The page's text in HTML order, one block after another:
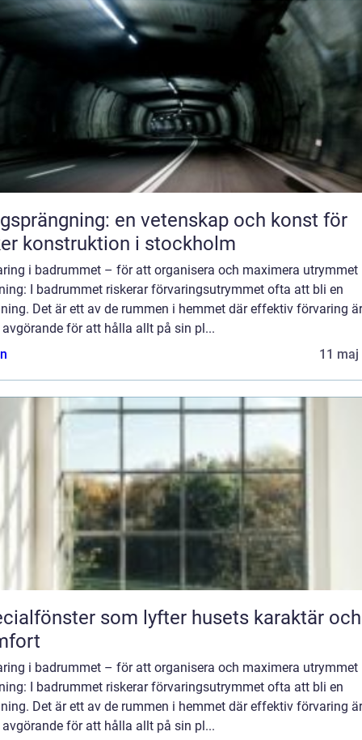
en vetenskap och konst för
konstruktion i stockholm
i badrummet – för att organisera och maximera utrymmet
I badrummet riskerar förvaringsutrymmet ofta att bli en
Det är ett av de rummen i hemmet där effektiv förvaring är
för att hålla allt på sin pl...
11 maj
som lyfter husets karaktär och
i badrummet – för att organisera och maximera utrymmet
I badrummet riskerar förvaringsutrymmet ofta att bli en
Det är ett av de rummen i hemmet där effektiv förvaring är
för att hålla allt på sin pl...